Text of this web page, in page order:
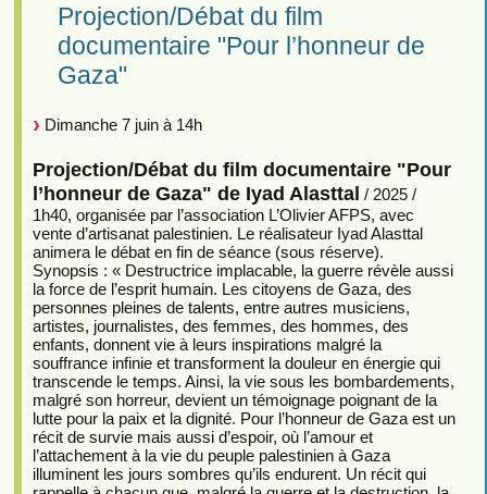
Projection/Débat du film
documentaire "Pour l’honneur de
Gaza"
Dimanche 7 juin à 14h
Projection/Débat du film documentaire "Pour
l’honneur de Gaza" de Iyad Alasttal / 2025 /
1h40, organisée par l’association L’Olivier AFPS, avec
vente d’artisanat palestinien. Le réalisateur Iyad Alasttal
animera le débat en fin de séance (sous réserve).
Synopsis : « Destructrice implacable, la guerre révèle aussi
la force de l’esprit humain. Les citoyens de Gaza, des
personnes pleines de talents, entre autres musiciens,
artistes, journalistes, des femmes, des hommes, des
enfants, donnent vie à leurs inspirations malgré la
souffrance infinie et transforment la douleur en énergie qui
transcende le temps. Ainsi, la vie sous les bombardements,
malgré son horreur, devient un témoignage poignant de la
lutte pour la paix et la dignité. Pour l’honneur de Gaza est un
récit de survie mais aussi d’espoir, où l’amour et
l’attachement à la vie du peuple palestinien à Gaza
illuminent les jours sombres qu’ils endurent. Un récit qui